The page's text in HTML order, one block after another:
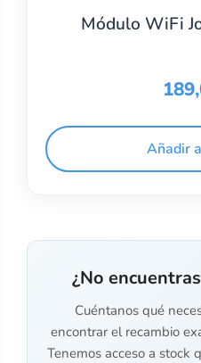
Módulo WiFi
Añadir
¿No
Cuéntanos qué
encontrar el recambio
Tenemos acceso a stock